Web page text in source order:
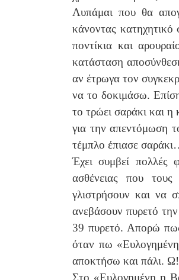
Λυπάμαι που θα
κάνοντας
ποντίκια και
κατάσταση
αν έτρωγα τον
να το δοκιμάσω.
το τρώει σαράκι και η
για την απεντόμωση
τέμπλο έπιασε
Έχει συμβεί πολλές
ασθένειας που
γλιστρήσουν και να
ανεβάσουν πυρετό
39 πυρετό. Απορώ
όταν πω
αποκτήσω και πάλι.
Στο «Ευλογημένη η